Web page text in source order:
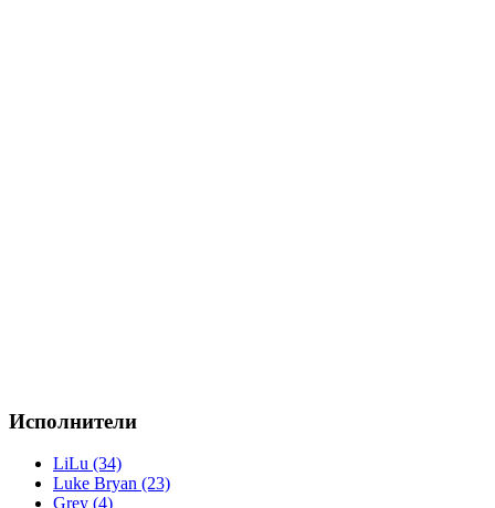
Исполнители
LiLu (34)
Luke Bryan (23)
Grey (4)